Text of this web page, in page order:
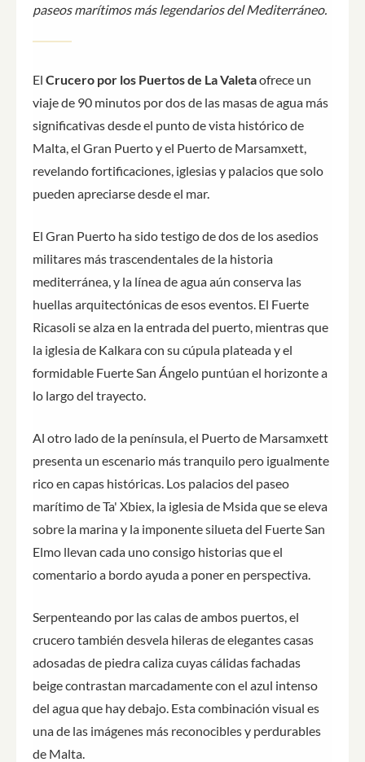
paseos marítimos más legendarios del Mediterráneo.
El Crucero por los Puertos de La Valetaofrece un
viaje de 90 minutos por dos de las masas de agua más
significativas desde el punto de vista histórico de
Malta, el Gran Puerto y el Puerto de Marsamxett,
revelando fortificaciones, iglesias y palacios que solo
pueden apreciarse desde el mar.
El Gran Puerto ha sido testigo de dos de los asedios
militares más trascendentales de la historia
mediterránea, y la línea de agua aún conserva las
huellas arquitectónicas de esos eventos. El Fuerte
Ricasoli se alza en la entrada del puerto, mientras que
la iglesia de Kalkara con su cúpula plateada y el
formidable Fuerte San Ángelo puntúan el horizonte a
lo largo del trayecto.
Al otro lado de la península, el Puerto de Marsamxett
presenta un escenario más tranquilo pero igualmente
rico en capas históricas. Los palacios del paseo
marítimo de Ta' Xbiex, la iglesia de Msida que se eleva
sobre la marina y la imponente silueta del Fuerte San
Elmo llevan cada uno consigo historias que el
comentario a bordo ayuda a poner en perspectiva.
Serpenteando por las calas de ambos puertos, el
crucero también desvela hileras de elegantes casas
adosadas de piedra caliza cuyas cálidas fachadas
beige contrastan marcadamente con el azul intenso
del agua que hay debajo. Esta combinación visual es
una de las imágenes más reconocibles y perdurables
de Malta.